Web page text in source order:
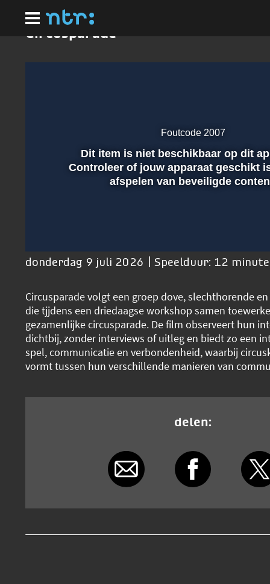
hoofdinhoud
Circusparade
Afspelen
Foutcode 2007
Dit item is niet beschikbaar op dit
Controleer of jouw apparaat geschikt
afspelen van beveiligde
donderdag 9 juli 2026 | Speelduur: 12
Circusparade volgt een groep dove, slechthorende
die tjjdens een driedaagse workshop samen
gezamenlijke circusparade. De film observeert hun
dichtbij, zonder interviews of uitleg en biedt zo een
spel, communicatie en verbondenheid, waarbij
vormt tussen hun verschillende manieren van
delen: